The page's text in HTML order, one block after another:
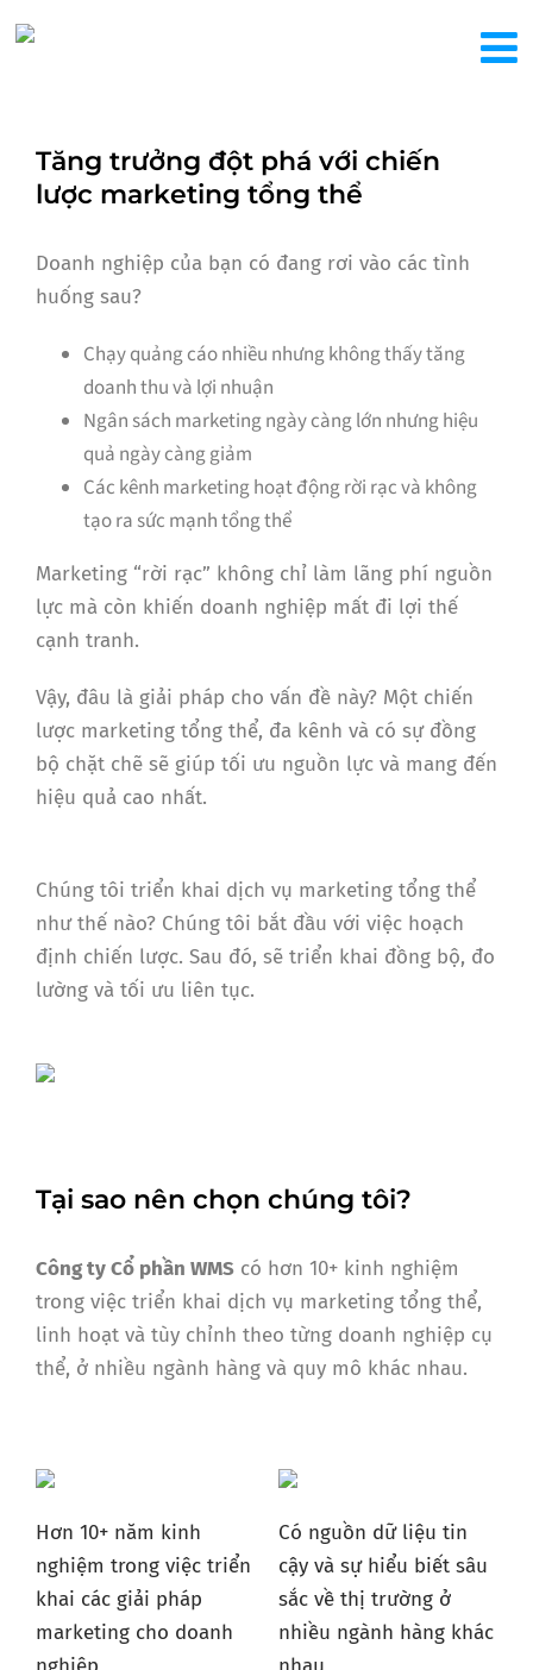
Tăng trưởng đột phá với chiến
lược marketing tổng thể
Doanh nghiệp của bạn có đang rơi vào các tình
huống sau?
Chạy quảng cáo nhiều nhưng không thấy tăng
doanh thu và lợi nhuận
Ngân sách marketing ngày càng lớn nhưng hiệu
quả ngày càng giảm
Các kênh marketing hoạt động rời rạc và không
tạo ra sức mạnh tổng thể
Marketing “rời rạc” không chỉ làm lãng phí nguồn
lực mà còn khiến doanh nghiệp mất đi lợi thế
cạnh tranh.
Vậy, đâu là giải pháp cho vấn đề này? Một chiến
lược marketing tổng thể, đa kênh và có sự đồng
bộ chặt chẽ sẽ giúp tối ưu nguồn lực và mang đến
hiệu quả cao nhất.
Chúng tôi triển khai dịch vụ marketing tổng thể
như thế nào? Chúng tôi bắt đầu với việc hoạch
định chiến lược. Sau đó, sẽ triển khai đồng bộ, đo
lường và tối ưu liên tục.
Tại sao nên chọn chúng tôi?
Công ty Cổ phần WMS có hơn 10+ kinh nghiệm
trong việc triển khai dịch vụ marketing tổng thể,
linh hoạt và tùy chỉnh theo từng doanh nghiệp cụ
thể, ở nhiều ngành hàng và quy mô khác nhau.
Hơn 10+ năm kinh
nghiệm trong việc triển
khai các giải pháp
marketing cho doanh
Có nguồn dữ liệu tin
cậy và sự hiểu biết sâu
sắc về thị trường ở
nhiều ngành hàng khác